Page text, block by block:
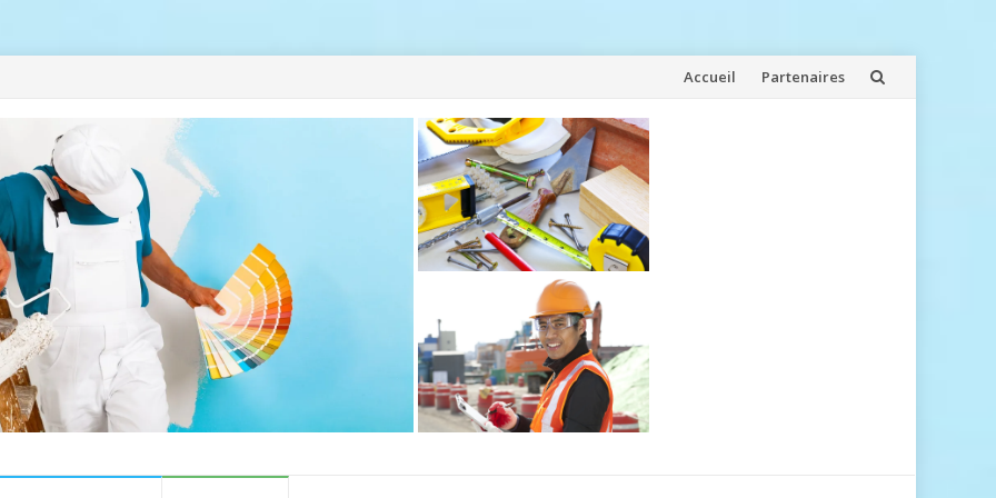
Aller
Accueil Partenaires